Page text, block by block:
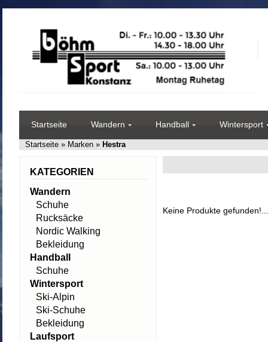
Startseite Wandern Handball Wintersport
Startseite » Marken » Hestra
Keine Produkte gefunden!...
KATEGORIEN
Wandern
Schuhe
Rucksäcke
Nordic Walking
Bekleidung
Handball
Schuhe
Wintersport
Ski-Alpin
Ski-Schuhe
Bekleidung
Laufsport